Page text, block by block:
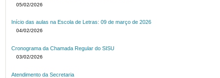
05/02/2026
Início das aulas na Escola de Letras: 09 de março de 2026
04/02/2026
Cronograma da Chamada Regular do SISU
03/02/2026
Atendimento da Secretaria